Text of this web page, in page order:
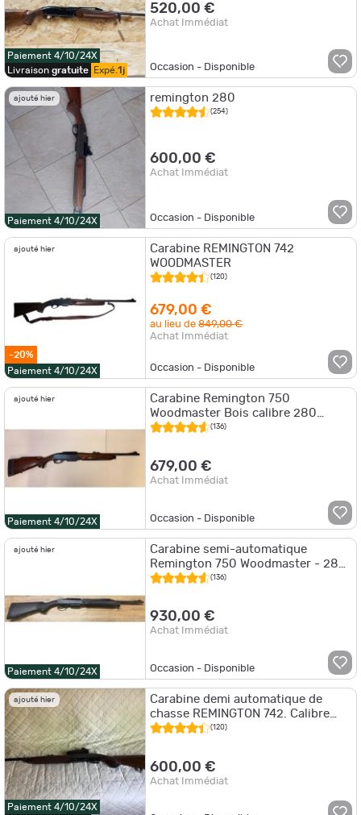
Paiement 4/10/24X
Livraison gratuite Expé.1j
520,00 €
Achat Immédiat
Occasion - Disponible
ajouté hier
Paiement 4/10/24X
remington 280
(254)
600,00 €
Achat Immédiat
Occasion - Disponible
ajouté hier
-20%
Paiement 4/10/24X
Carabine REMINGTON 742
WOODMASTER
(120)
679,00 €
au lieu de849,00 €
Achat Immédiat
Occasion - Disponible
ajouté hier
Paiement 4/10/24X
Carabine Remington 750
Woodmaster Bois calibre 280
remington bon Etat
(136)
679,00 €
Achat Immédiat
Occasion - Disponible
ajouté hier
Paiement 4/10/24X
Carabine semi-automatique
Remington 750 Woodmaster - 280
Remington(136)
930,00 €
Achat Immédiat
Occasion - Disponible
ajouté hier
Paiement 4/10/24X
Carabine demi automatique de
chasse REMINGTON 742. Calibre
280 Remington
(120)
600,00 €
Achat Immédiat